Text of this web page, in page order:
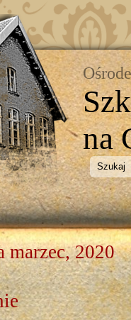
na
marzec, 2020